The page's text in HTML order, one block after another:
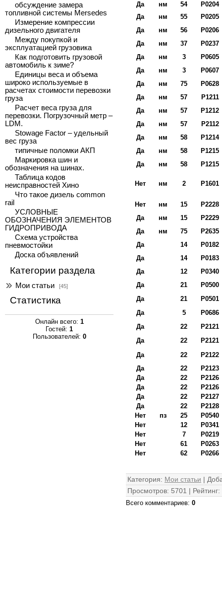
обсуждение замера
топливной системы Mersedes
Измерение компрессии
дизельного двигателя
Между покупкой и
эксплуатацией грузовика
Как подготовить грузовой
автомобиль к зиме?
Единицы веса и объема
широко используемые в
расчетах стоимости перевозки
груза
Расчет веса груза для
перевозки. Погрузочный метр –
LDM.
Stowage Factor – удельный
вес груза
типичные поломки АКП
Маркировка шин и
обозначения на шинах.
Таблица кодов
неисправностей Хино
Что такое дизель common
rail
УСЛОВНЫЕ
ОБОЗНАЧЕНИЯ ЭЛЕМЕНТОВ
ГИДРОПРИВОДА
Схема устройства
пневмостойки
Доска объявлений
Категории раздела
Мои статьи [45]
Статистика
Онлайн всего: 1
Гостей: 1
Пользователей: 0
Да
нм 54
Р0204
Да
нм 55
Р0205
Да
нм 56
Р0206
Да
нм 37
Р0237
Да
нм 3
Р0605
Да
нм 3
Р0607
Да
нм 75
Р0628
Да
нм 57
Р1211
Да
нм 57
Р1212
Да
нм 57
Р2112
Да
нм 58
Р1214
Да
нм 58
Р1215
Да
нм 58 Р1215
Нет нм 2 Р1601
Нет нм 15
Р2228
Да
нм 15
Р2229
Да
нм 75
Р2635
Да
14
Р0182
Да
14
Р0183
Да
12
Р0340
Да
21
Р0500
Да
21
Р0501
Да
5
Р0686
Да
22
Р2121
Да
22
Р2121
Да
22
Р2122
Да
22
Р2123
Да
22
Р2126
Да
22
Р2126
Да
22
Р2127
Да
22
Р2128
Нет
пз 25
Р0540
Нет
12
Р0341
Нет
7
Р0219
Нет
61
Р0263
Нет
62 Р0266
Категория: Мои статьи |
Просмотров: 5701 | Рейтинг:
Всего комментариев: 0